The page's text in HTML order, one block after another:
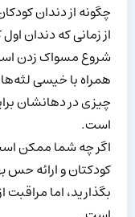
چگونه از دندان
از زمانی که دندان
شروع مسواک زدن
همراه با خیسی
چیزی در دهانشان
است.
اگر چه شما ممکن
کودکتان و ارائه حس
بگذارید، اما